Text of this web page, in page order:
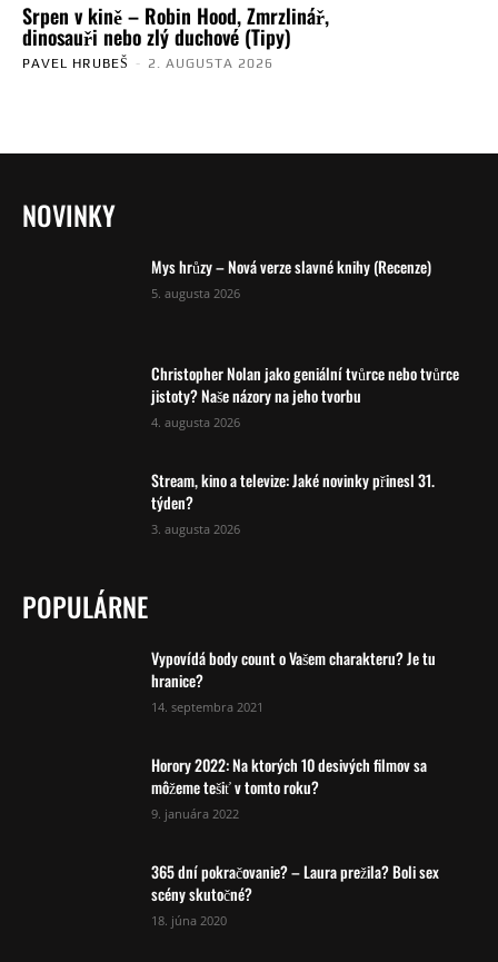
Srpen v kině – Robin Hood, Zmrzlinář,
dinosauři nebo zlý duchové (Tipy)
PAVEL HRUBEŠ - 2. AUGUSTA 2026
NOVINKY
Mys hrůzy – Nová verze slavné knihy (Recenze)
5. augusta 2026
Christopher Nolan jako geniální tvůrce nebo tvůrce
jistoty? Naše názory na jeho tvorbu
4. augusta 2026
Stream, kino a televize: Jaké novinky přinesl 31.
týden?
3. augusta 2026
POPULÁRNE
Vypovídá body count o Vašem charakteru? Je tu
hranice?
14. septembra 2021
Horory 2022: Na ktorých 10 desivých filmov sa
môžeme tešiť v tomto roku?
9. januára 2022
365 dní pokračovanie? – Laura prežila? Boli sex
scény skutočné?
18. júna 2020